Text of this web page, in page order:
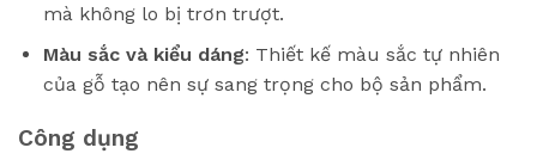
mà không lo bị trơn trượt.
Màu sắc và kiểu dáng: Thiết kế màu sắc tự nhiên
của gỗ tạo nên sự sang trọng cho bộ sản phẩm.
Công dụng